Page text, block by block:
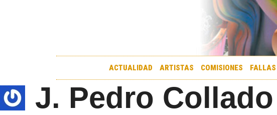
ACTUALIDAD ARTISTAS COMISIONES FALLAS
J. Pedro Collado